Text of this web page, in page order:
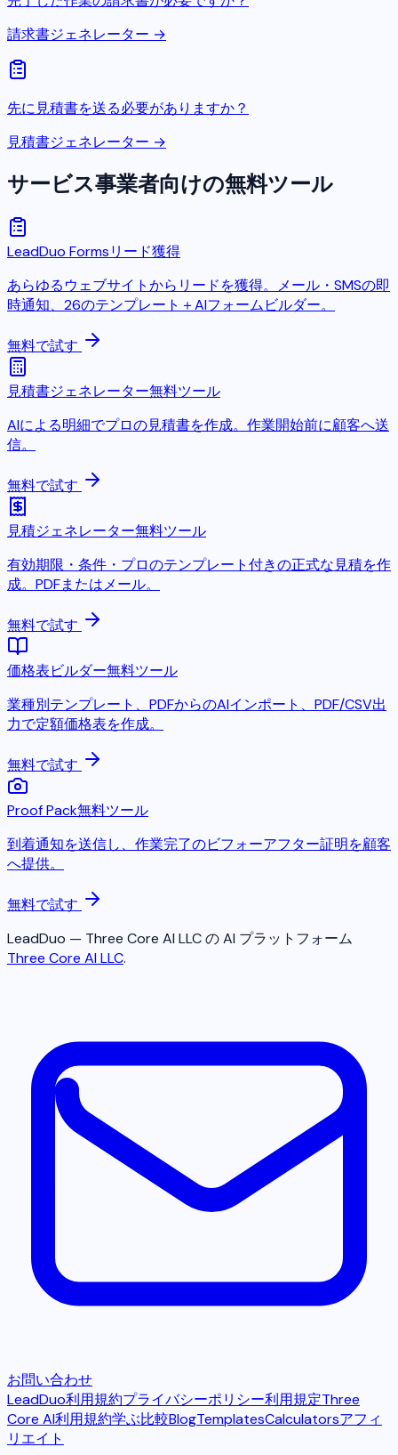
請求書ジェネレーター →
先に見積書を送る必要がありますか？
見積書ジェネレーター →
サービス事業者向けの無料ツール
LeadDuo Formsリード獲得
あらゆるウェブサイトからリードを獲得。メール・SMSの即
時通知、26のテンプレート＋AIフォームビルダー。
無料で試す
見積書ジェネレーター無料ツール
AIによる明細でプロの見積書を作成。作業開始前に顧客へ送
信。
無料で試す
見積ジェネレーター無料ツール
有効期限・条件・プロのテンプレート付きの正式な見積を作
成。PDFまたはメール。
無料で試す
価格表ビルダー無料ツール
業種別テンプレート、PDFからのAIインポート、PDF/CSV出
力で定額価格表を作成。
無料で試す
Proof Pack無料ツール
到着通知を送信し、作業完了のビフォーアフター証明を顧客
へ提供。
無料で試す
LeadDuo — Three Core AI LLC の AI プラットフォーム
Three Core AI LLC.
お問い合わせ
LeadDuo利用規約プライバシーポリシー利用規定Three
Core AI利用規約学ぶ比較BlogTemplatesCalculatorsアフィ
リエイト